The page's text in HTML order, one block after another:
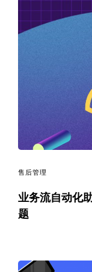
售后管理
业务流自动化
题